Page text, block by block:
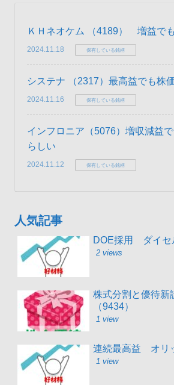
ＫＨネオケム （4189） 増益で
2024.11.18 保有している銘柄
システナ （2317）最高益でも株
2024.11.16 保有している銘柄
インフロニア（5076）増収減益
らしい
2024.11.12 保有している銘柄
人気記事
DOE採用 ダイセ
2 views
株式分割と優待
（9434）
1 view
連続最高益 オリ
1 view